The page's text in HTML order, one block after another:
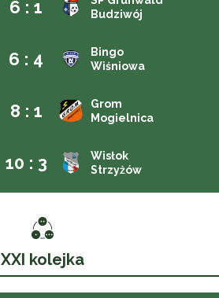
6 : 1
Budziwój
6 : 4
Bingo
Wiśniowa
8 : 1
Grom
Mogielnica
10 : 3
Wisłok
Strzyżów
XXI kolejka